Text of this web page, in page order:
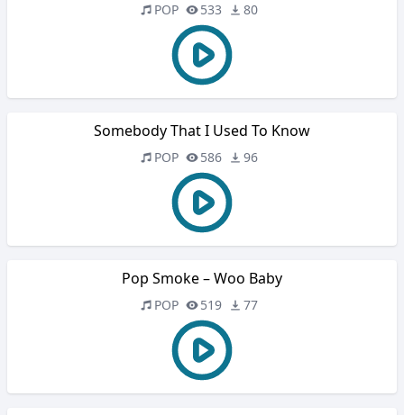
POP 533 80
Somebody That I Used To Know
POP 586 96
Pop Smoke – Woo Baby
POP 519 77